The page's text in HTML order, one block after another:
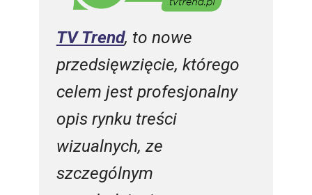
TV Trend, to nowe
przedsięwzięcie, którego
celem jest profesjonalny
opis rynku treści
wizualnych, ze
szczególnym